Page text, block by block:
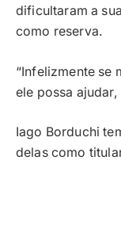
dificultaram a
como reserva.
“Infelizmente se
ele possa
Iago Borduchi
delas como